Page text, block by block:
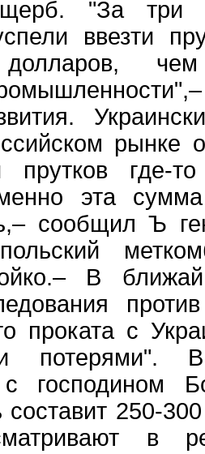
"За три
ввезти
долларов,
рынке
прутков где-
эта
сообщил Ъ
В
проката с
потерями".
с господином
составит 250-
в